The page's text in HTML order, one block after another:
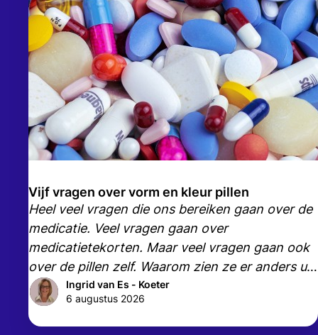
Vijf vragen over vorm en kleur pillen
Heel veel vragen die ons bereiken gaan over de
medicatie. Veel vragen gaan over
medicatietekorten. Maar veel vragen gaan ook
over de pillen zelf. Waarom zien ze er anders uit,
en waarom krijg je niet steeds dezelfde?
Ingrid van Es - Koeter
6 augustus 2026